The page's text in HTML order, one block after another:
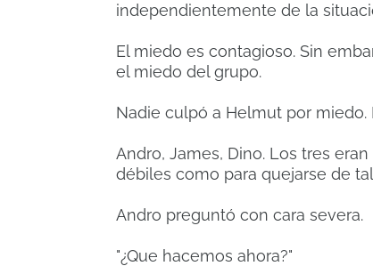
independientemente de la
El miedo es contagioso. Sin
el miedo del grupo.
Nadie culpó a Helmut por
Andro, James, Dino. Los tres
débiles como para quejarse de
Andro preguntó con cara severa.
"¿Que hacemos ahora?"